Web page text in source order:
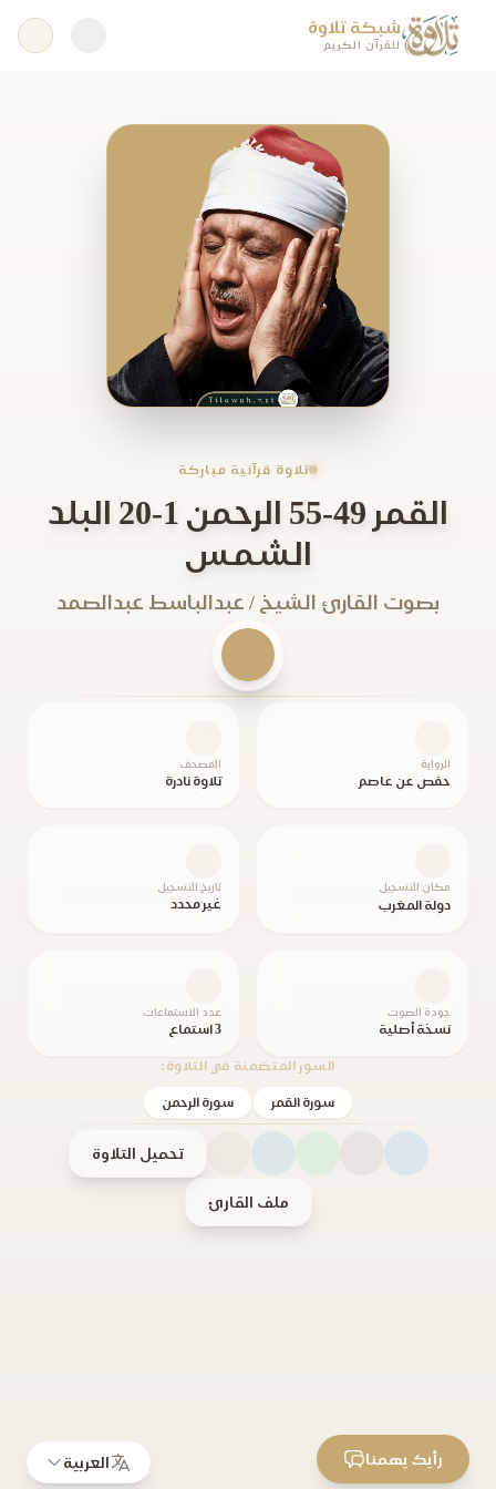
شبكة تلاوة
للقرآن الكريم
تلاوة قرآنية مباركة
القمر 49-55 الرحمن 1-20 البلد
الشمس
بصوت القارئ الشيخ / عبدالباسط عبدالصمد
الرواية
حفص عن عاصم
المصحف
تلاوة نادرة
مكان التسجيل
دولة المغرب
تاريخ التسجيل
غير محدد
جودة الصوت
نسخة أصلية
عدد الاستماعات
3 استماع
السور المتضمنة في التلاوة:
سورة القمر سورة الرحمن
تحميل التلاوة
ملف القارئ
العربية رأيك يهمنا